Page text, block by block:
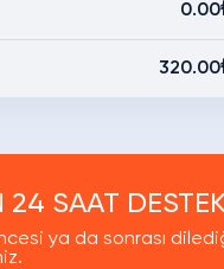
24 SAAT
ya da sonrası